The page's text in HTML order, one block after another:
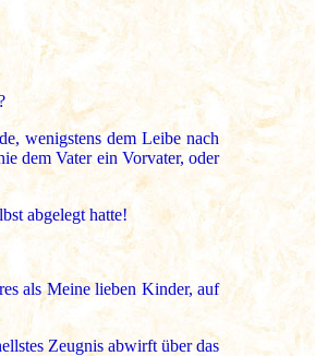
wenigstens dem Leibe nach
dem Vater ein Vorvater, oder
abgelegt hatte!
als Meine lieben Kinder, auf
Zeugnis abwirft über das